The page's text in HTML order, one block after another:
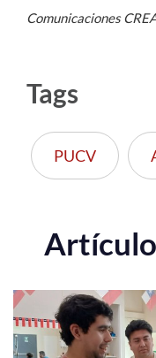
Comunicaciones
Tags
PUCV